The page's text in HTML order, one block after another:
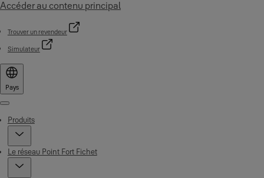
Accéder au contenu principal
Trouver un revendeur
Simulateur
Pays
Menu
Produits
Le réseau Point Fort Fichet